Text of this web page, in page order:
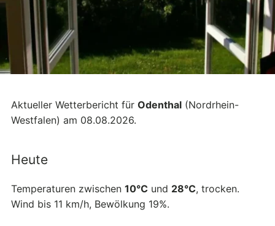
Aktueller Wetterbericht für Odenthal (Nordrhein-
Westfalen) am 08.08.2026.
Heute
Temperaturen zwischen 10°C und 28°C, trocken.
Wind bis 11 km/h, Bewölkung 19%.